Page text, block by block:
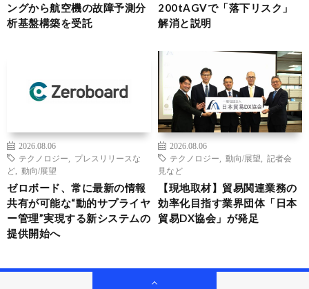
ングから航空機の故障予測分
析基盤構築を受託
200tAGVで「落下リスク」
解消と説明
2026.08.06
テクノロジー
プレスリリースな
ど
動向/展望
ゼロボード、常に最新の情報
共有が可能な“動的サプライヤ
ー管理”実現する新システムの
提供開始へ
2026.08.06
テクノロジー
動向/展望
記者会
見など
【現地取材】貿易関連業務の
効率化目指す業界団体「日本
貿易DX協会」が発足